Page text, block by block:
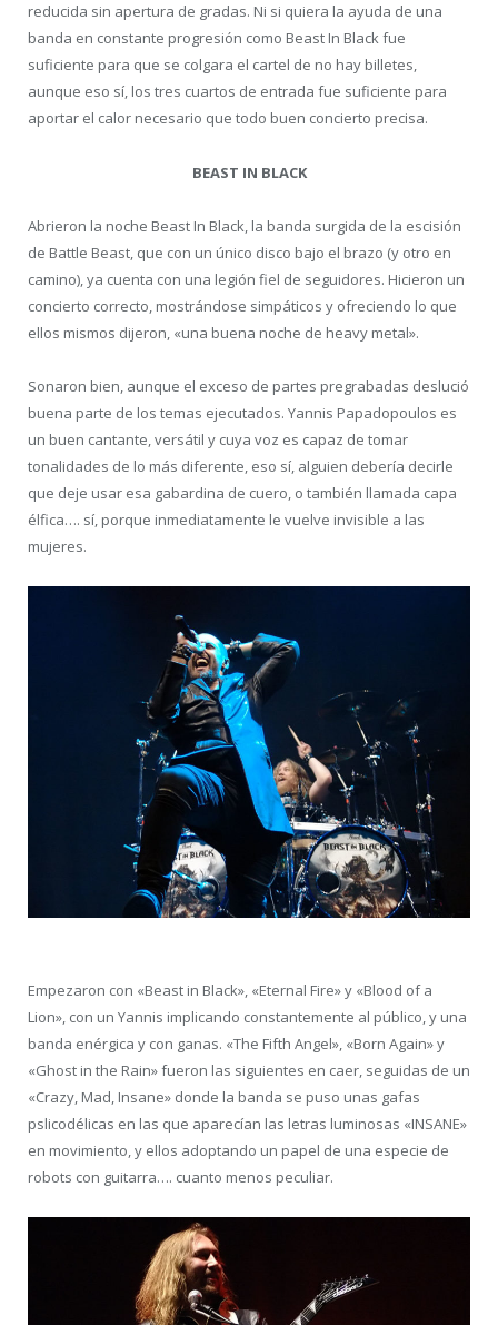
reducida sin apertura de gradas. Ni si quiera la ayuda de una
banda en constante progresión como Beast In Black fue
suficiente para que se colgara el cartel de no hay billetes,
aunque eso sí, los tres cuartos de entrada fue suficiente para
aportar el calor necesario que todo buen concierto precisa.
BEAST IN BLACK
Abrieron la noche Beast In Black, la banda surgida de la escisión
de Battle Beast, que con un único disco bajo el brazo (y otro en
camino), ya cuenta con una legión fiel de seguidores. Hicieron un
concierto correcto, mostrándose simpáticos y ofreciendo lo que
ellos mismos dijeron, «una buena noche de heavy metal».
Sonaron bien, aunque el exceso de partes pregrabadas deslució
buena parte de los temas ejecutados. Yannis Papadopoulos es
un buen cantante, versátil y cuya voz es capaz de tomar
tonalidades de lo más diferente, eso sí, alguien debería decirle
que deje usar esa gabardina de cuero, o también llamada capa
élfica…. sí, porque inmediatamente le vuelve invisible a las
mujeres.
Empezaron con «Beast in Black», «Eternal Fire» y «Blood of a
Lion», con un Yannis implicando constantemente al público, y una
banda enérgica y con ganas. «The Fifth Angel», «Born Again» y
«Ghost in the Rain» fueron las siguientes en caer, seguidas de un
«Crazy, Mad, Insane» donde la banda se puso unas gafas
pslicodélicas en las que aparecían las letras luminosas «INSANE»
en movimiento, y ellos adoptando un papel de una especie de
robots con guitarra…. cuanto menos peculiar.